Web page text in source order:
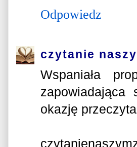
Odpowiedz
czytanie
Wspaniała
zapowiadająca
okazję